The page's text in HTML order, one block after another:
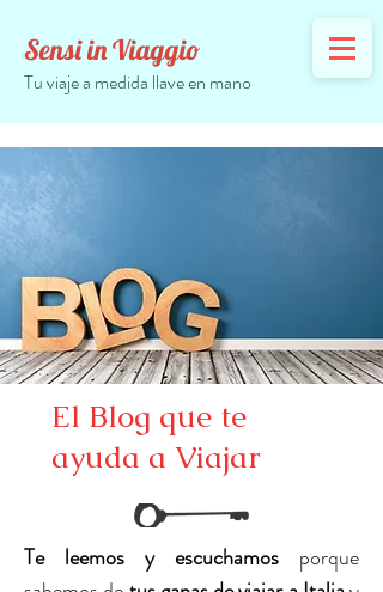
Sensi in Viaggio
Tu viaje a medida llave en mano
El Blog que te
ayuda a Viajar
Te leemos y escuchamos porque